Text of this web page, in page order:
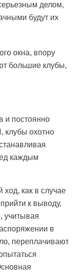
делом,
будут их
окна, впору
большие клубы,
и постоянно
клубы охотно
каждым
ход, как в случае
к выводу,
учитывая
в
переплачивают